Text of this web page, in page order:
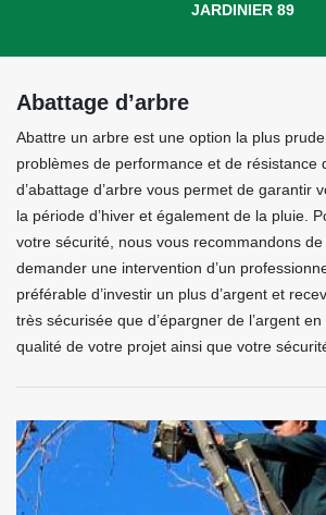
JARDINIER 89
Abattage d’arbre
Abattre un arbre est une option la plus
problèmes de performance et de résistance
d’abattage d’arbre vous permet de garantir
la période d’hiver et également de la pluie.
votre sécurité, nous vous recommandons
demander une intervention d’un
préférable d’investir un plus d’argent et
très sécurisée que d’épargner de l’argent
qualité de votre projet ainsi que votre